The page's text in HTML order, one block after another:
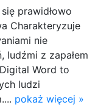
prawidłowo
Charakteryzuje
nie
ludźmi z zapałem
Word to
ludzi
pokaż więcej »